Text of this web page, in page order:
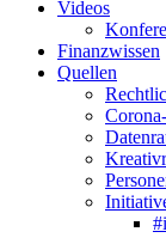
Videos
Finanzwissen
Quellen